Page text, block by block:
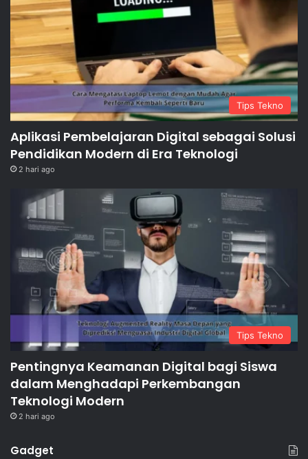
Tips Tekno
Aplikasi Pembelajaran Digital sebagai Solusi
Pendidikan Modern di Era Teknologi
2 hari ago
Tips Tekno
Pentingnya Keamanan Digital bagi Siswa
dalam Menghadapi Perkembangan
Teknologi Modern
2 hari ago
Gadget